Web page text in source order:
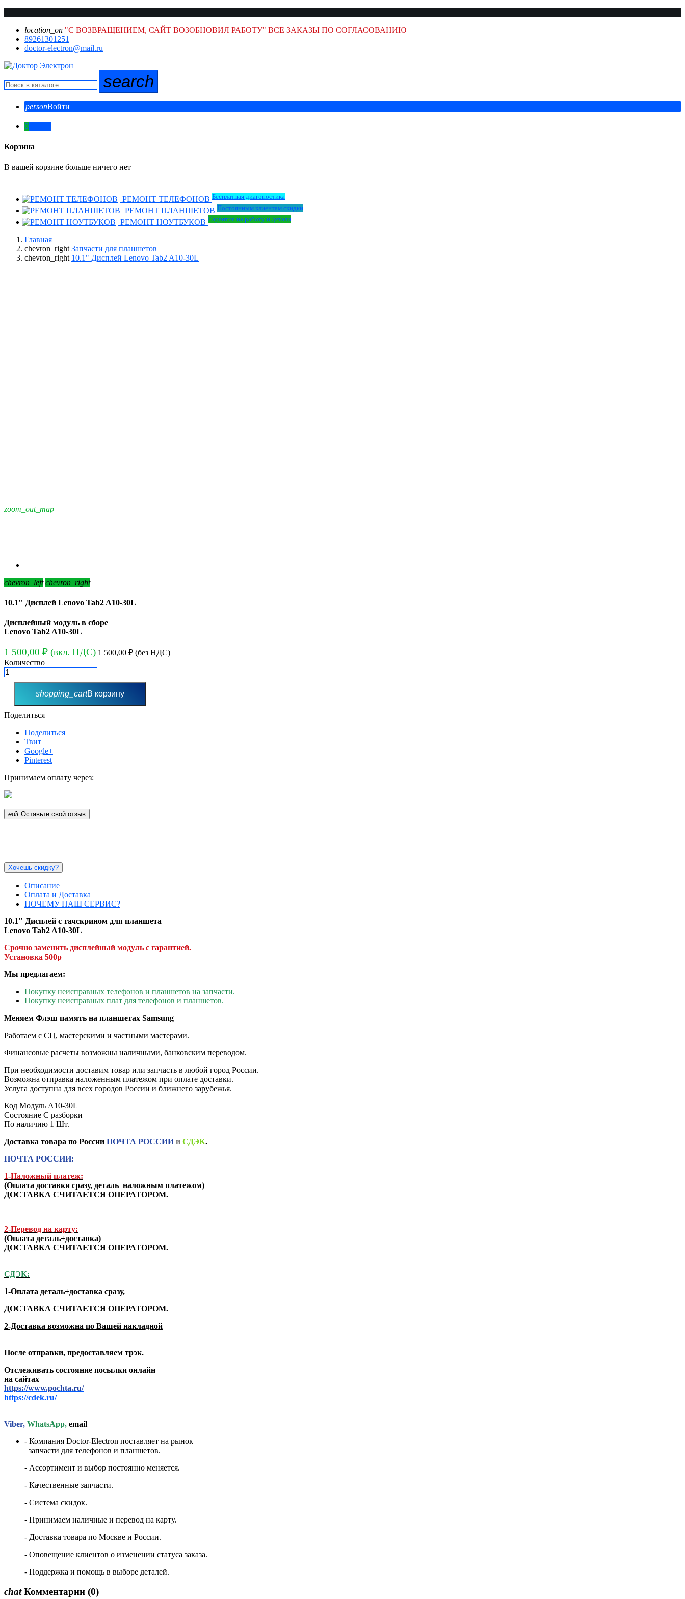
location_on "С ВОЗВРАЩЕНИЕМ, САЙТ ВОЗОБНОВИЛ РАБОТУ" ВСЕ ЗАКАЗЫ ПО СОГЛАСОВАНИЮ
89261301251
doctor-electron@mail.ru
search
personВойти
0
Корзина
В вашей корзине больше ничего нет
РЕМОНТ ТЕЛЕФОНОВ Бесплатная диагоностика
РЕМОНТ ПЛАНШЕТОВ Постоянным клиентам скидки
РЕМОНТ НОУТБУКОВ Гарантия на работу и детали
Главная
chevron_right Запчасти для планшетов
chevron_right 10.1" Дисплей Lenovo Tab2 A10-30L
zoom_out_map
chevron_left chevron_right
10.1" Дисплей Lenovo Tab2 A10-30L
Дисплейный модуль в сборе
Lenovo Tab2 A10-30L
1 500,00 ₽ (вкл. НДС) 1 500,00 ₽ (без НДС)
Количество
shopping_cartВ корзину
Поделиться
Поделиться
Твит
Google+
Pinterest
Принимаем оплату через:
edit Оставьте свой отзыв
Хочешь скидку?
Описание
Оплата и Доставка
ПОЧЕМУ НАШ СЕРВИС?
10.1" Дисплей с тачскрином для планшета
Lenovo Tab2 A10-30L
Срочно заменить дисплейный модуль с гарантией.
Установка 500р
Мы предлагаем:
Покупку неисправных телефонов и планшетов на запчасти.
Покупку неисправных плат для телефонов и планшетов.
Меняем Флэш память на планшетах Samsung
Работаем с СЦ, мастерскими и частными мастерами.
Финансовые расчеты возможны наличными, банковским переводом.
При необходимости доставим товар или запчасть в любой город России.
Возможна отправка наложенным платежом при оплате доставки.
Услуга доступна для всех городов России и ближнего зарубежья.
Код Модуль A10-30L
Состояние С разборки
По наличию 1 Шт.
Доставка товара по России ПОЧТА РОССИИи СДЭК.
ПОЧТА РОССИИ:
1-Наложный платеж:
(Оплата доставки сразу, деталь наложным платежом)
ДОСТАВКА СЧИТАЕТСЯ ОПЕРАТОРОМ.
2-Перевод на карту:
(Оплата деталь+доставка)
ДОСТАВКА СЧИТАЕТСЯ ОПЕРАТОРОМ.
СДЭК:
1-Оплата деталь+доставка сразу,
ДОСТАВКА СЧИТАЕТСЯ ОПЕРАТОРОМ.
2-Доставка возможна по Вашей накладной
После отправки, предоставляем трэк.
Отслеживать состояние посылки онлайн
на сайтах
https://www.pochta.ru/
https://cdek.ru/
Viber, WhatsApp, email
- Компания Doctor-Electron поставляет на рынок
запчасти для телефонов и планшетов.
- Ассортимент и выбор постоянно меняется.
- Качественные запчасти.
- Система скидок.
- Принимаем наличные и перевод на карту.
- Доставка товара по Москве и России.
- Оповещение клиентов о изменении статуса заказа.
- Поддержка и помощь в выборе деталей.
chat Комментарии (0)